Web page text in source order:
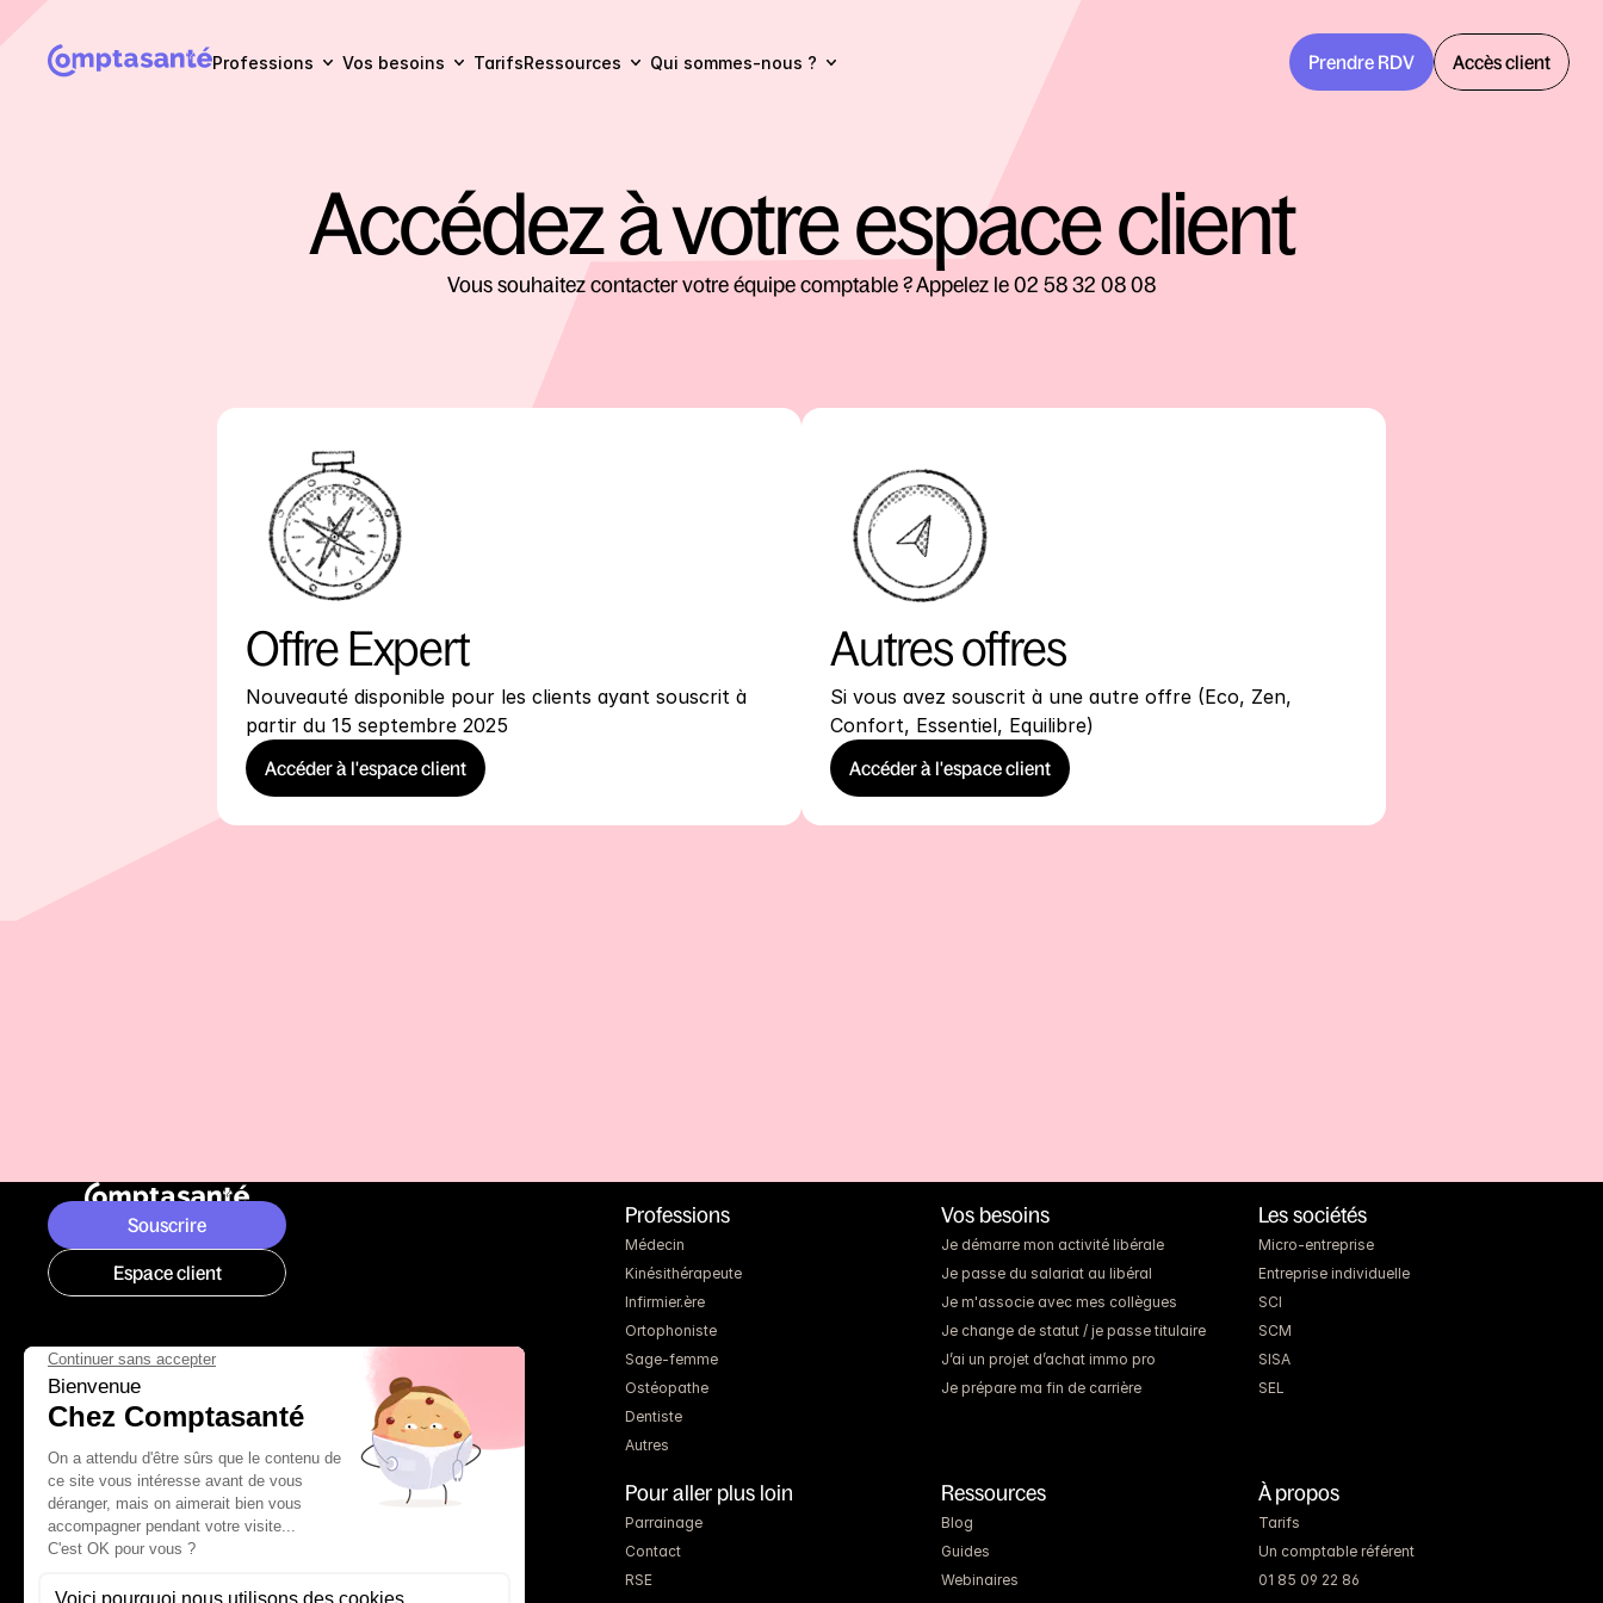
Professions Vos besoins TarifsRessources Qui sommes-nous ? Prendre RDV Accès client
Accédez à votre espace client
Vous souhaitez contacter votre équipe comptable ? Appelez le 02 58 32 08 08
Offre Expert
Nouveauté disponible pour les clients ayant souscrit à
partir du 15 septembre 2025
Accéder à l'espace client
Autres offres
Si vous avez souscrit à une autre offre (Eco, Zen,
Confort, Essentiel, Equilibre)
Accéder à l'espace client
Souscrire
Espace client
Professions
Médecin
Kinésithérapeute
Infirmier.ère
Ortophoniste
Sage-femme
Ostéopathe
Dentiste
Autres
Vos besoins
Je démarre mon activité libérale
Je passe du salariat au libéral
Je m'associe avec mes collègues
Je change de statut / je passe titulaire
J’ai un projet d’achat immo pro
Je prépare ma fin de carrière
Les sociétés
Micro-entreprise
Entreprise individuelle
SCI
SCM
SISA
SEL
Pour aller plus loin
Parrainage
Contact
RSE
Ressources
Blog
Guides
Webinaires
À propos
Tarifs
Un comptable référent
01 85 09 22 86